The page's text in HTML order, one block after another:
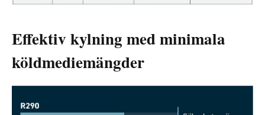
Effektiv kylning med minimala
köldmediemängder